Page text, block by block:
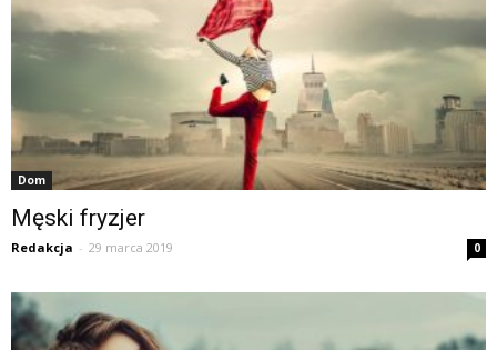
Dom
Męski fryzjer
Redakcja - 29 marca 2019 0